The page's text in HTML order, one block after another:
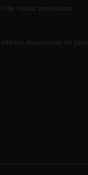
de renda americana.
financeiras no país.